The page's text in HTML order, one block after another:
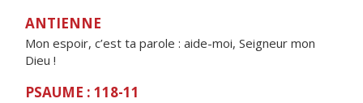
ANTIENNE
Mon espoir, c’est ta parole : aide-moi, Seigneur mon
Dieu !
PSAUME : 118-11